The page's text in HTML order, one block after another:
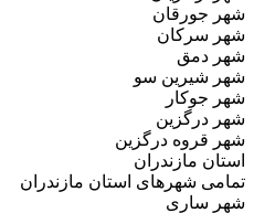
شهر جورقان
شهر سرکان
شهر دمق
شهر شیرین سو
شهر جوکار
شهر درگزین
شهر قروه درگزین
استان مازندران
تمامی شهرهای استان مازندران
شهر ساری